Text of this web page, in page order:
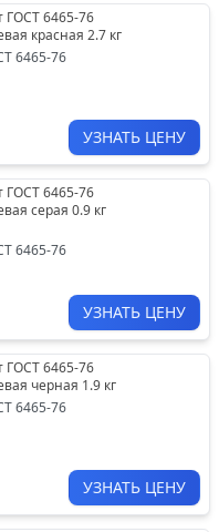
ГОСТ 6465-76
красная 2.7 кг
6465-76
УЗНАТЬ ЦЕНУ
ГОСТ 6465-76
серая 0.9 кг
6465-76
УЗНАТЬ ЦЕНУ
ГОСТ 6465-76
черная 1.9 кг
6465-76
УЗНАТЬ ЦЕНУ